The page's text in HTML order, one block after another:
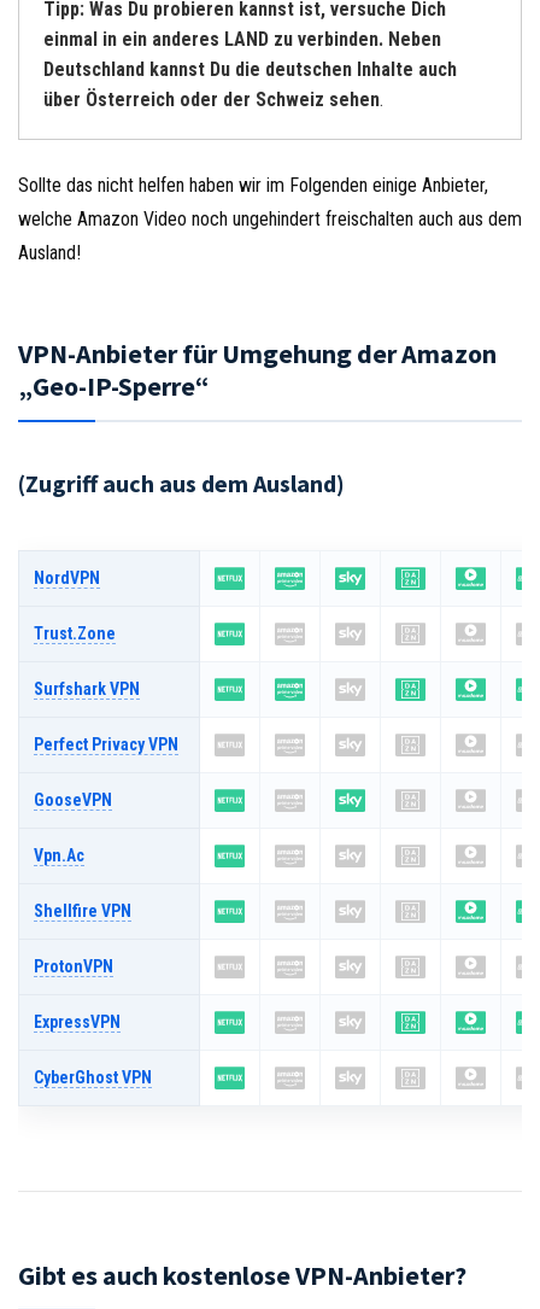
Tipp: Was Du probieren kannst ist, versuche Dich
einmal in ein anderes LAND zu verbinden. Neben
Deutschland kannst Du die deutschen Inhalte auch
über Österreich oder der Schweiz sehen.
Sollte das nicht helfen haben wir im Folgenden einige Anbieter,
welche Amazon Video noch ungehindert freischalten auch aus dem
Ausland!
VPN-Anbieter für Umgehung der Amazon
„Geo-IP-Sperre“
(Zugriff auch aus dem Ausland)
NordVPN
Trust.Zone
Surfshark VPN
Perfect Privacy VPN
GooseVPN
Vpn.ac
Shellfire VPN
ProtonVPN
ExpressVPN
CyberGhost VPN
Gibt es auch kostenlose VPN-Anbieter?